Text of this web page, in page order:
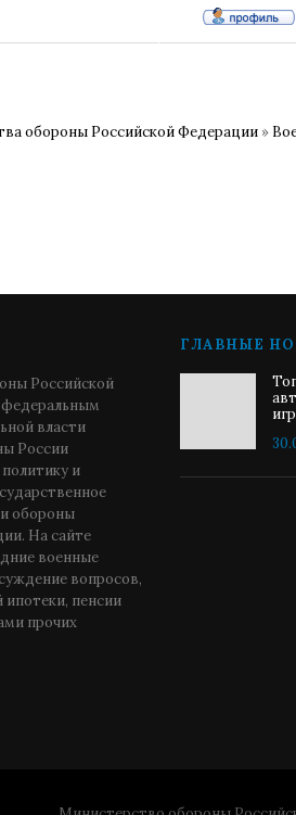
обороны Российской Федерации »
Российской
федеральным
власти
России
и
обороны
На сайте
военные
вопросов,
пенсии
прочих
ГЛАВНЫЕ